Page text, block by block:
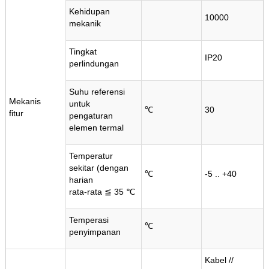
Mekanis
fitur
Kehidupan
mekanik
10000
Tingkat
perlindungan
IP20
Suhu referensi
untuk
pengaturan
elemen termal
℃ 30
Temperatur
sekitar (dengan
harian
rata-rata ≦ 35 ℃
℃ -5 .. +40
Temperasi
penyimpanan
℃
Kabel //